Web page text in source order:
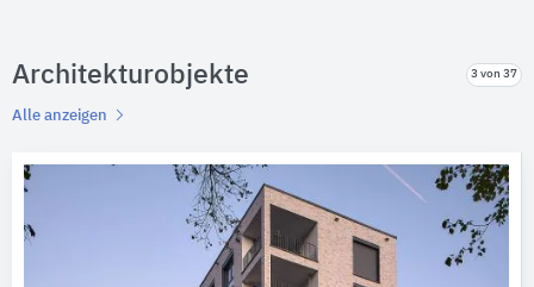
Architekturobjekte 3 von 37
Alle anzeigen